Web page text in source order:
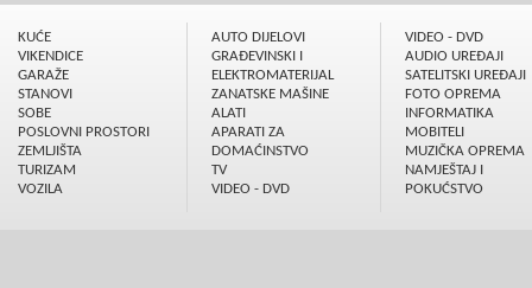
KUĆE
VIKENDICE
GARAŽE
STANOVI
SOBE
POSLOVNI PROSTORI
ZEMLJIŠTA
TURIZAM
VOZILA
AUTO DIJELOVI
GRAÐEVINSKI I
ELEKTROMATERIJAL
ZANATSKE MAŠINE
ALATI
APARATI ZA
DOMAĆINSTVO
TV
VIDEO - DVD
VIDEO - DVD
AUDIO UREÐAJI
SATELITSKI UREÐAJI
FOTO OPREMA
INFORMATIKA
MOBITELI
MUZIČKA OPREMA
NAMJEŠTAJ I
POKUĆSTVO